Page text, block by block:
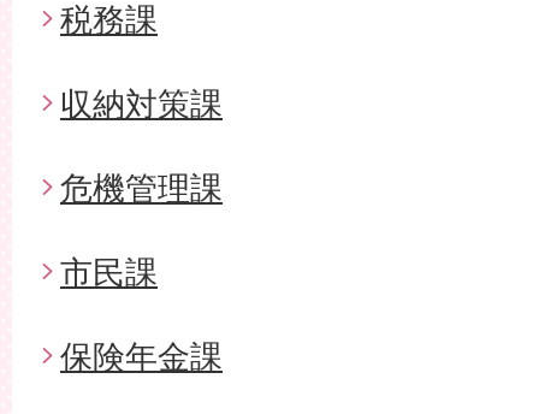
税務課
収納対策課
危機管理課
市民課
保険年金課